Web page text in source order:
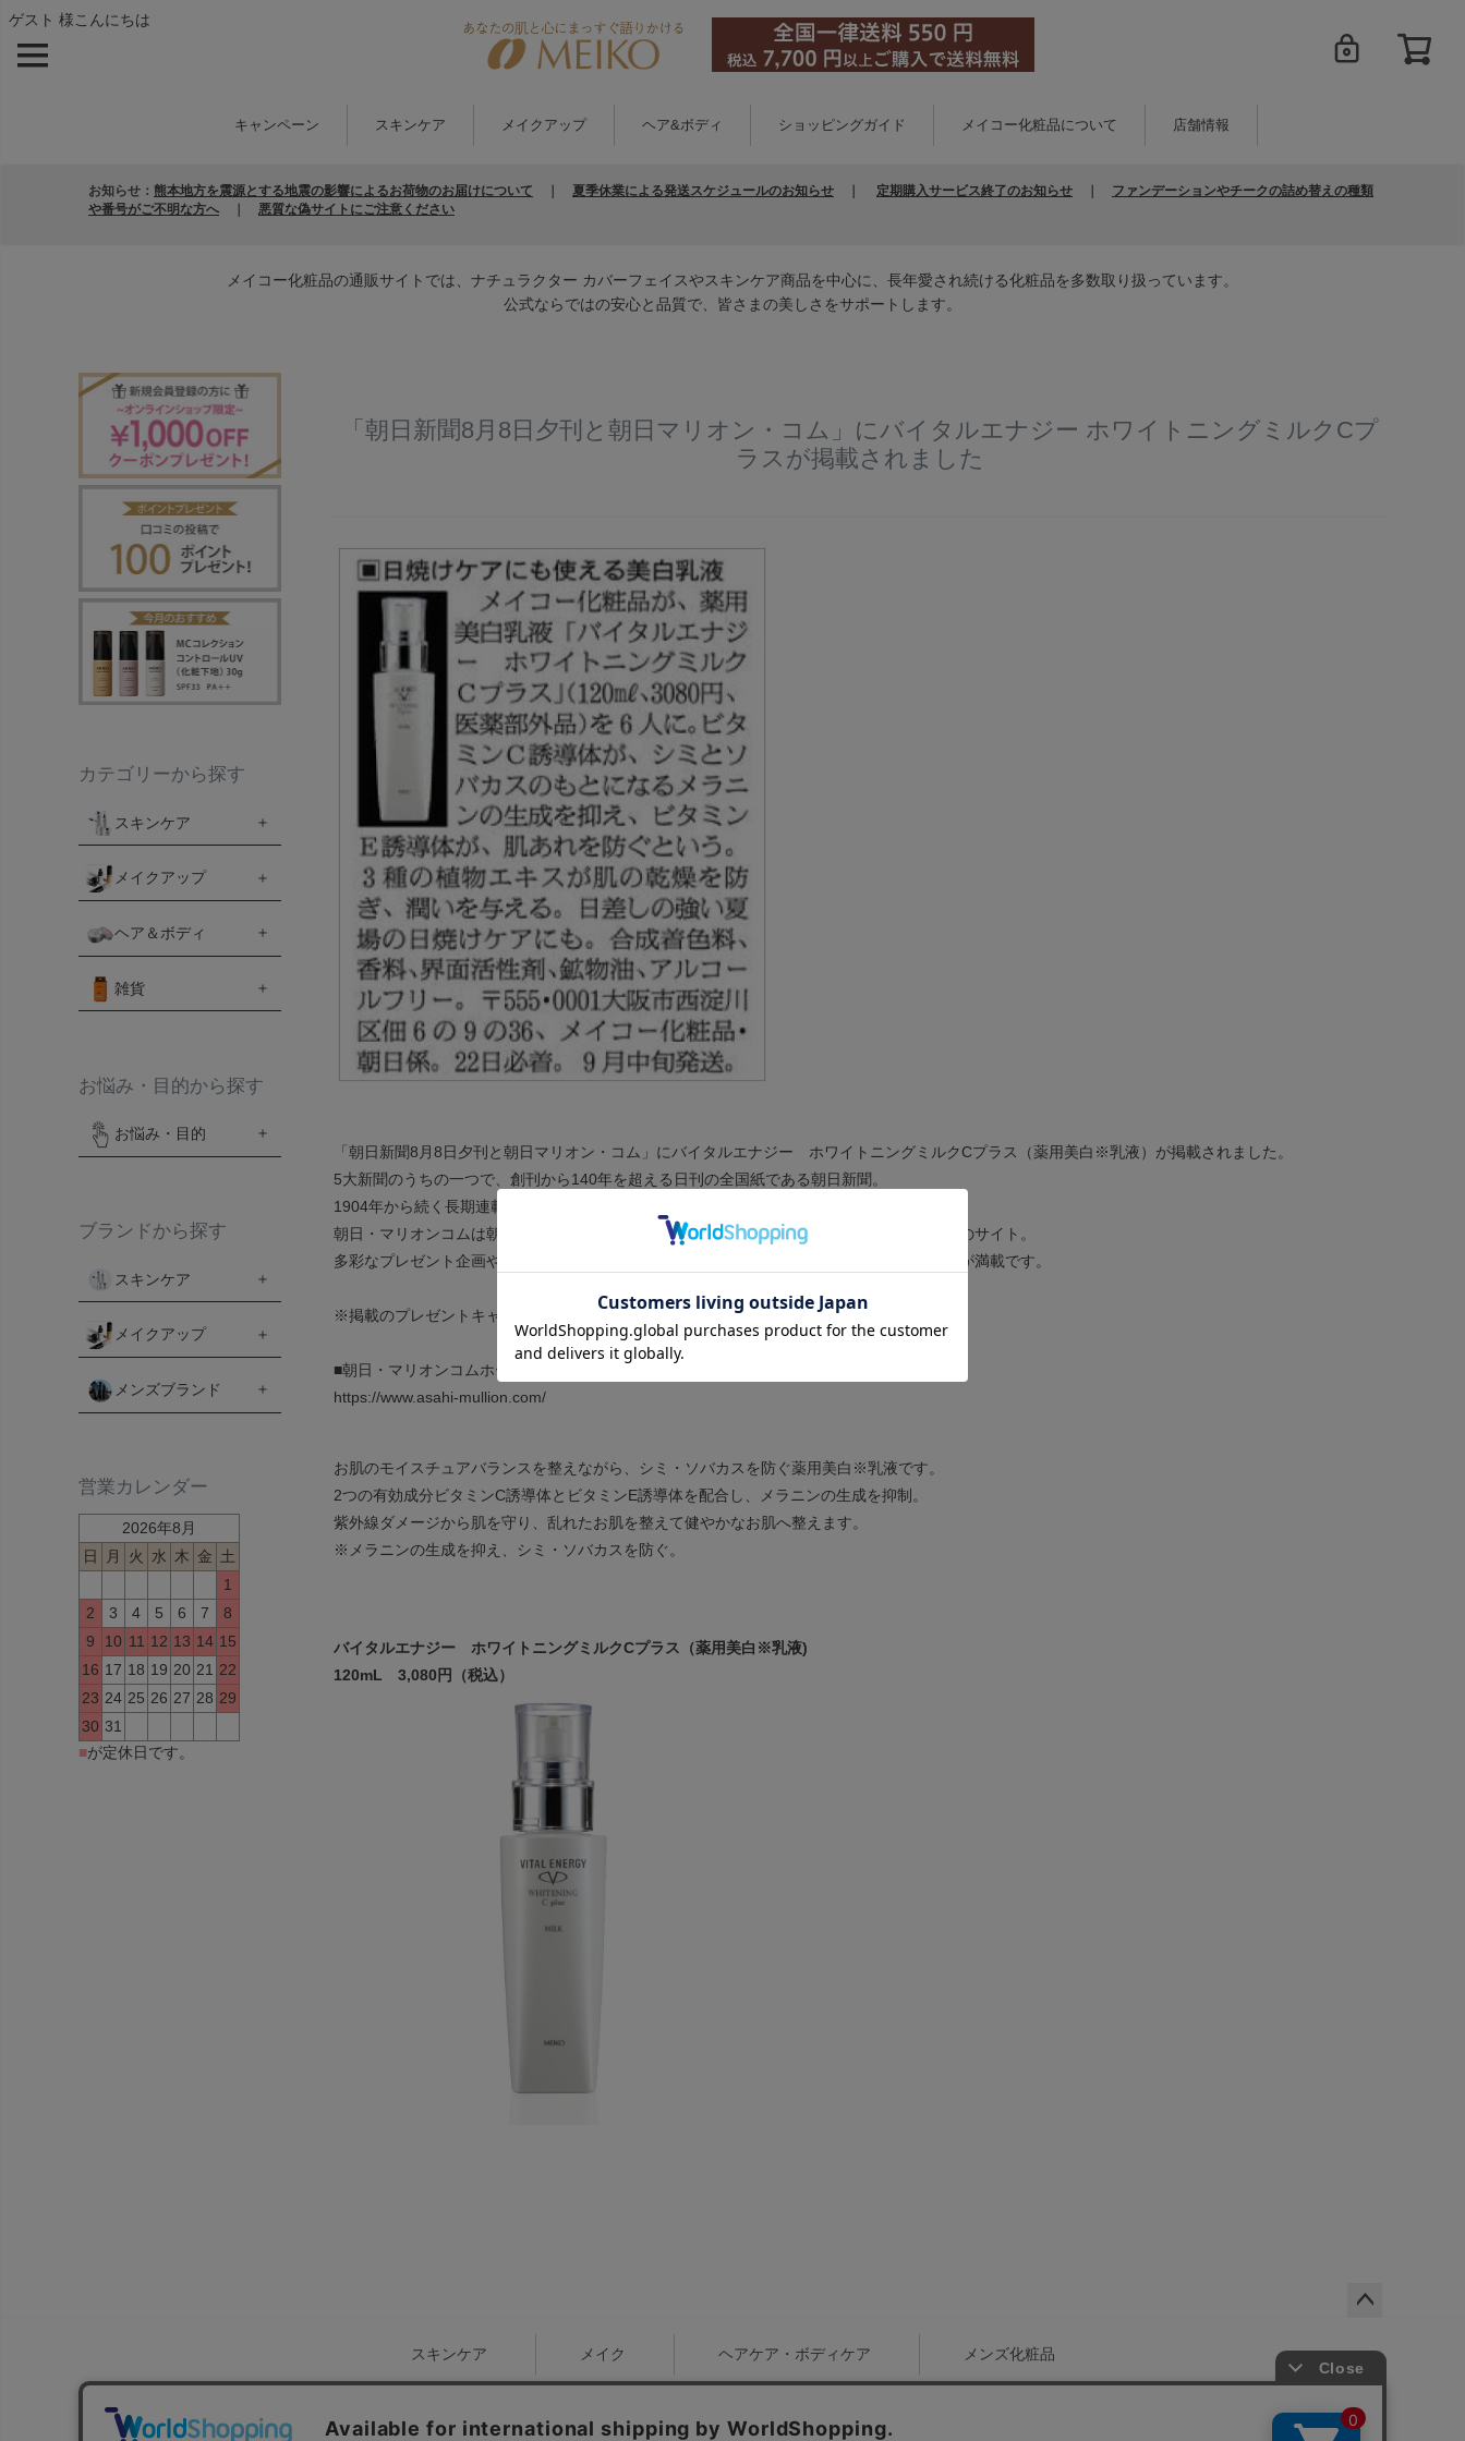
ゲスト 様こんにちは
キャンペーン スキンケア メイクアップ ヘア&ボディ ショッピングガイド メイコー化粧品について 店舗情報
お知らせ： 熊本地方を震源とする地震の影響によるお荷物のお届けについて 夏季休業による発送スケジュールのお知らせ 定期購入サービス終了のお知らせ
ファンデーションやチークの詰め替えの種類
や番号がご不明な方へ
悪質な偽サイトにご注意ください
メイコー化粧品の通販サイトでは、ナチュラクター カバーフェイスやスキンケア商品を中心に、長年愛され続ける化粧品を多数取り扱っています。
公式ならではの安心と品質で、皆さまの美しさをサポートします。
カテゴリーから探す
スキンケア
メイクアップ
ヘア＆ボディ
雑貨
お悩み・目的から探す
お悩み・目的
ブランドから探す
スキンケア
メイクアップ
メンズブランド
営業カレンダー
2026年8月
日
月 火 水 木 金 土
1
2
3 4 5 6 7
8
9
10 11 12 13 14 15
16 17 18 19 20 21 22
23 24 25 26 27 28 29
30 31
■が定休日です。
「朝日新聞8月8日夕刊と朝日マリオン・コム」にバイタルエナジー ホワイトニングミルクCプ
ラスが掲載されました
「朝日新聞8月8日夕刊と朝日マリオン・コム」にバイタルエナジー ホワイトニングミルクCプラス（薬用美白※乳液）が掲載されました。
5大新聞のうちの一つで、創刊から140年を超える日刊の全国紙である朝日新聞。
1904年から続く長期連載中の「天声人語」の看板コラムなどが有名です。
朝日・マリオンコムは朝日新聞夕刊マリオン面を編集する朝日新聞メディアプロダクションのサイト。
多彩なプレゼント企画や楽しいコラム、ライフスタイルを充実させるアート・イベント情報が満載です。
※掲載のプレゼントキャンペーンは終了いたしました。
■朝日・マリオンコムホームページ
https://www.asahi-mullion.com/
お肌のモイスチュアバランスを整えながら、シミ・ソバカスを防ぐ薬用美白※乳液です。
2つの有効成分ビタミンC誘導体とビタミンE誘導体を配合し、メラニンの生成を抑制。
紫外線ダメージから肌を守り、乱れたお肌を整えて健やかなお肌へ整えます。
※メラニンの生成を抑え、シミ・ソバカスを防ぐ。
バイタルエナジー ホワイトニングミルクCプラス（薬用美白※乳液)
120mL 3,080円（税込）
ジト
ップ
スキンケア メイク ヘアケア・ボディケア メンズ化粧品